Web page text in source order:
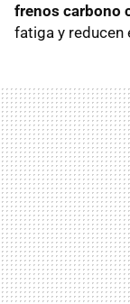
frenos carbono
fatiga y reducen